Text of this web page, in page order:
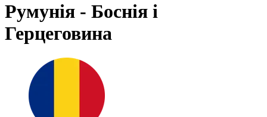
Румунія - Боснія і
Герцеговина